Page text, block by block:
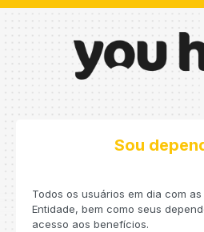
Sou
Todos os usuários em dia com
Entidade, bem como seus
acesso aos benefícios.